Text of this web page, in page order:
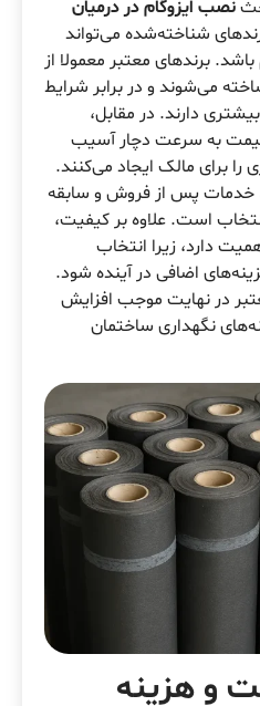
نصب ایزوگام در درمیان
شناخته‌شده می‌تواند
برندهای معتبر معمولا از
می‌شوند و در برابر شرایط
دارند. در مقابل،
به سرعت دچار آسیب
برای مالک ایجاد می‌کنند.
خدمات پس از فروش و سابقه
است. علاوه بر کیفیت،
دارد، زیرا انتخاب
اضافی در آینده شود.
در نهایت موجب افزایش
نگهداری ساختمان
و هزینه